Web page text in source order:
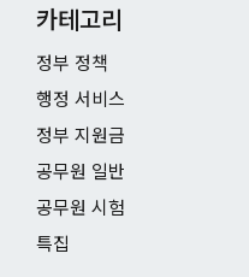
카테고리
정부 정책
행정 서비스
정부 지원금
공무원 일반
공무원 시험
특집